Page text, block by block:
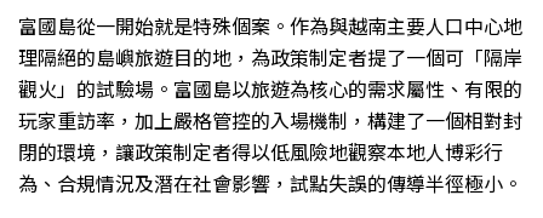
富國島從一開始就是特殊個案。作為與越南主要人口中心地
理隔絕的島嶼旅遊目的地，為政策制定者提了一個可「隔岸
觀火」的試驗場。富國島以旅遊為核心的需求屬性、有限的
玩家重訪率，加上嚴格管控的入場機制，構建了一個相對封
閉的環境，讓政策制定者得以低風險地觀察本地人博彩行
為、合規情況及潛在社會影響，試點失誤的傳導半徑極小。